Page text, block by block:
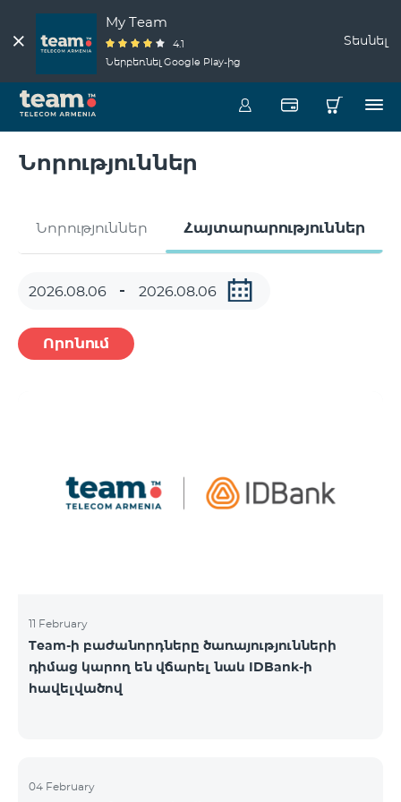
My Team
4.1
Ներբեռնել Google Play-ից
Տեսնել
Նորություններ
Նորություններ Հայտարարություններ
Որոնում
11 February
Team-ի բաժանորդները ծառայությունների
դիմաց կարող են վճարել նաև IDBank-ի
հավելվածով
04 February